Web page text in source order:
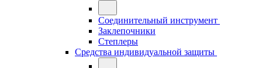
Соединительный инструмент
Заклепочники
Степлеры
Средства индивидуальной защиты